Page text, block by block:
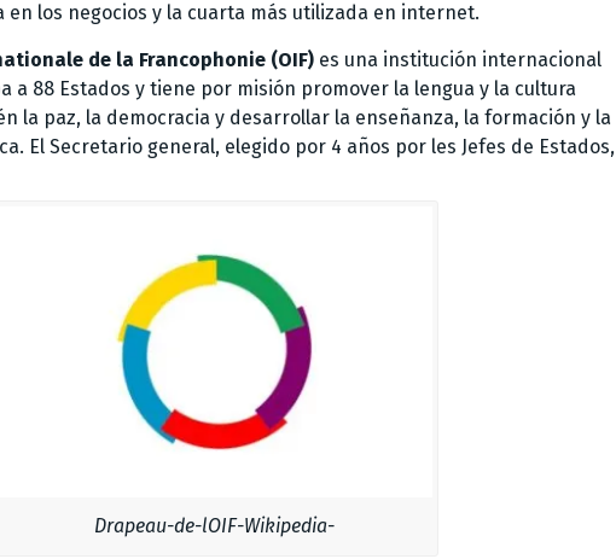
en los negocios y la cuarta más utilizada en internet.
de la Francophonie (OIF) es una institución internacional
a 88 Estados y tiene por misión promover la lengua y la cultura
la paz, la democracia y desarrollar la enseñanza, la formación y la
El Secretario general, elegido por 4 años por les Jefes de Estados,
Drapeau-de-lOIF-Wikipedia-